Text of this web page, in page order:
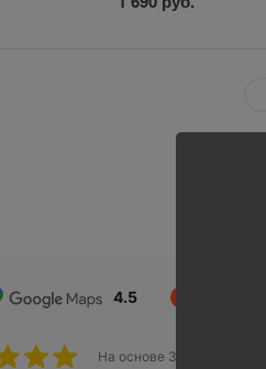
4.5
На основе 3284